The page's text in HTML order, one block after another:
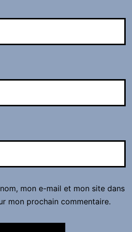
mon e-mail et mon site dans
mon prochain commentaire.